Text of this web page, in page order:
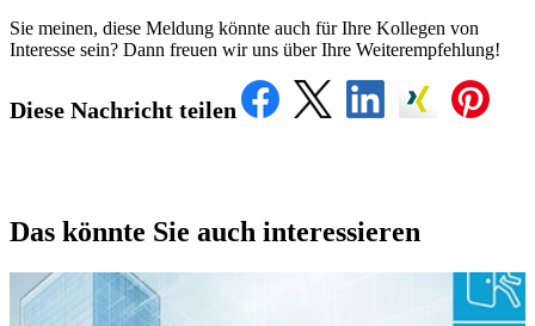
Sie meinen, diese Meldung könnte auch für Ihre Kollegen von
Interesse sein? Dann freuen wir uns über Ihre Weiterempfehlung!
Diese Nachricht teilen
Das könnte Sie auch interessieren